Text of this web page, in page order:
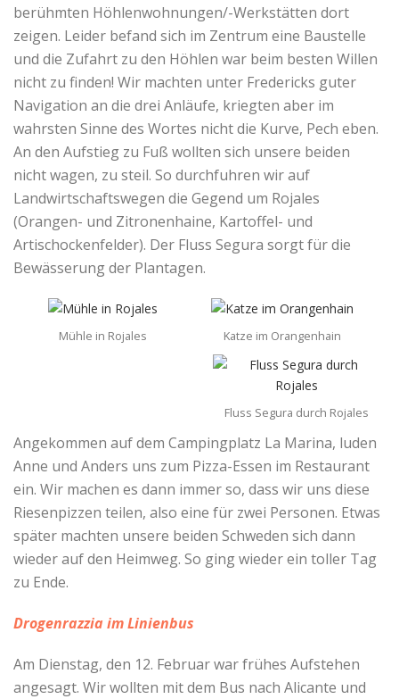
berühmten Höhlenwohnungen/-Werkstätten dort
zeigen. Leider befand sich im Zentrum eine Baustelle
und die Zufahrt zu den Höhlen war beim besten Willen
nicht zu finden! Wir machten unter Fredericks guter
Navigation an die drei Anläufe, kriegten aber im
wahrsten Sinne des Wortes nicht die Kurve, Pech eben.
An den Aufstieg zu Fuß wollten sich unsere beiden
nicht wagen, zu steil. So durchfuhren wir auf
Landwirtschaftswegen die Gegend um Rojales
(Orangen- und Zitronenhaine, Kartoffel- und
Artischockenfelder). Der Fluss Segura sorgt für die
Bewässerung der Plantagen.
Mühle in Rojales Katze im Orangenhain
Fluss Segura durch Rojales
Angekommen auf dem Campingplatz La Marina, luden
Anne und Anders uns zum Pizza-Essen im Restaurant
ein. Wir machen es dann immer so, dass wir uns diese
Riesenpizzen teilen, also eine für zwei Personen. Etwas
später machten unsere beiden Schweden sich dann
wieder auf den Heimweg. So ging wieder ein toller Tag
zu Ende.
Drogenrazzia im Linienbus
Am Dienstag, den 12. Februar war frühes Aufstehen
angesagt. Wir wollten mit dem Bus nach Alicante und